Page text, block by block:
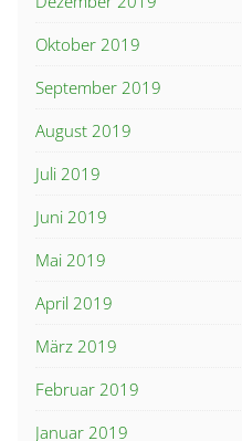
Oktober 2019
September 2019
August 2019
Juli 2019
Juni 2019
Mai 2019
April 2019
März 2019
Februar 2019
Januar 2019